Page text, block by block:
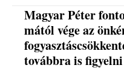
Magyar Péter
mától vége az
továbbra is